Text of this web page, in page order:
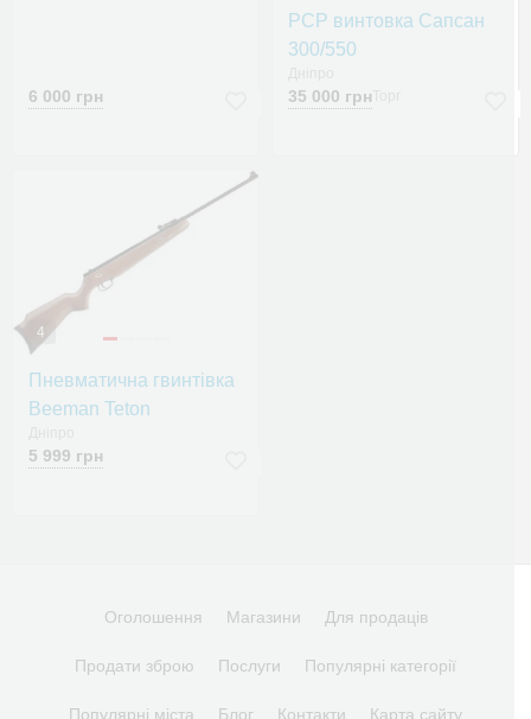
6 000 грн
PCP винтовка Сапсан
300/550
35 000 грн
4
Пневматична гвинтівка
Beeman Teton
5 999 грн
Оголошення Магазини Для продаців
Продати зброю Послуги Популярні категорії
Популярні міста Блог Контакти Карта сайту